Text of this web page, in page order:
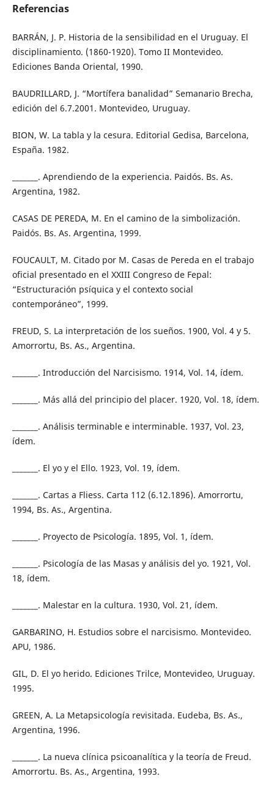
Referencias
BARRÁN, J. P. Historia de la sensibilidad en el Uruguay. El
disciplinamiento. (1860-1920). Tomo II Montevideo.
Ediciones Banda Oriental, 1990.
BAUDRILLARD, J. “Mortífera banalidad” Semanario Brecha,
edición del 6.7.2001. Montevideo, Uruguay.
BION, W. La tabla y la cesura. Editorial Gedisa, Barcelona,
España. 1982.
_______. Aprendiendo de la experiencia. Paidós. Bs. As.
Argentina, 1982.
CASAS DE PEREDA, M. En el camino de la simbolización.
Paidós. Bs. As. Argentina, 1999.
FOUCAULT, M. Citado por M. Casas de Pereda en el trabajo
oficial presentado en el XXIII Congreso de Fepal:
“Estructuración psíquica y el contexto social
contemporáneo”, 1999.
FREUD, S. La interpretación de los sueños. 1900, Vol. 4 y 5.
Amorrortu, Bs. As., Argentina.
_______. Introducción del Narcisismo. 1914, Vol. 14, ídem.
_______. Más allá del principio del placer. 1920, Vol. 18, ídem.
_______. Análisis terminable e interminable. 1937, Vol. 23,
ídem.
_______. El yo y el Ello. 1923, Vol. 19, ídem.
_______. Cartas a Fliess. Carta 112 (6.12.1896). Amorrortu,
1994, Bs. As., Argentina.
_______. Proyecto de Psicología. 1895, Vol. 1, ídem.
_______. Psicología de las Masas y análisis del yo. 1921, Vol.
18, ídem.
_______. Malestar en la cultura. 1930, Vol. 21, ídem.
GARBARINO, H. Estudios sobre el narcisismo. Montevideo.
APU, 1986.
GIL, D. El yo herido. Ediciones Trilce, Montevideo, Uruguay.
1995.
GREEN, A. La Metapsicología revisitada. Eudeba, Bs. As.,
Argentina, 1996.
_______. La nueva clínica psicoanalítica y la teoría de Freud.
Amorrortu. Bs. As., Argentina, 1993.